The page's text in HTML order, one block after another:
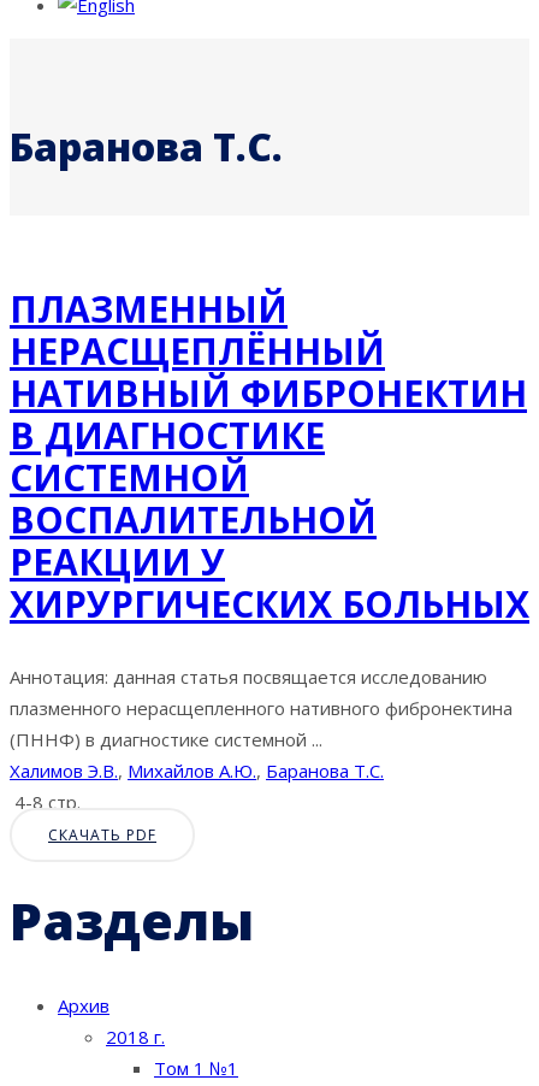
Баранова Т.С.
ПЛАЗМЕННЫЙ
НЕРАСЩЕПЛЁННЫЙ
НАТИВНЫЙ ФИБРОНЕКТИН
В ДИАГНОСТИКЕ
СИСТЕМНОЙ
ВОСПАЛИТЕЛЬНОЙ
РЕАКЦИИ У
ХИРУРГИЧЕСКИХ БОЛЬНЫХ
Аннотация: данная статья посвящается исследованию
плазменного нерасщепленного нативного фибронектина
(ПННФ) в диагностике системной ...
Халимов Э.В., Михайлов А.Ю., Баранова Т.С.
4-8 стр.
СКАЧАТЬ PDF
Разделы
Архив
2018 г.
Том 1 №1